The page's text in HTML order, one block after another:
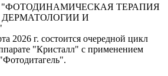
"ФОТОДИНАМИЧЕСКАЯ ТЕРАПИЯ
И
2026 г. состоится очередной цикл
"Кристалл" с применением